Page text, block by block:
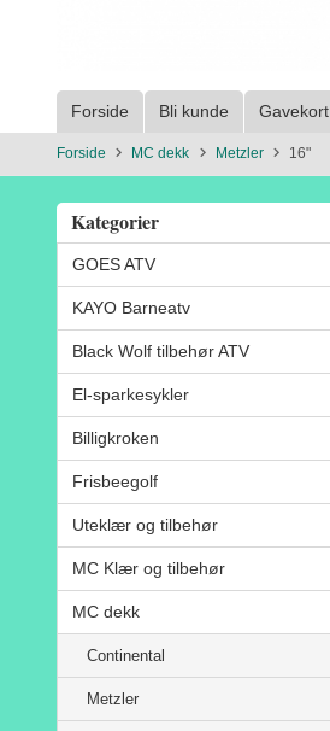
Forside Bli kunde Gavekort
Forside MC dekk Metzler 16"
Kategorier
GOES ATV
KAYO Barneatv
Black Wolf tilbehør ATV
El-sparkesykler
Billigkroken
Frisbeegolf
Uteklær og tilbehør
MC Klær og tilbehør
MC dekk
Continental
Metzler